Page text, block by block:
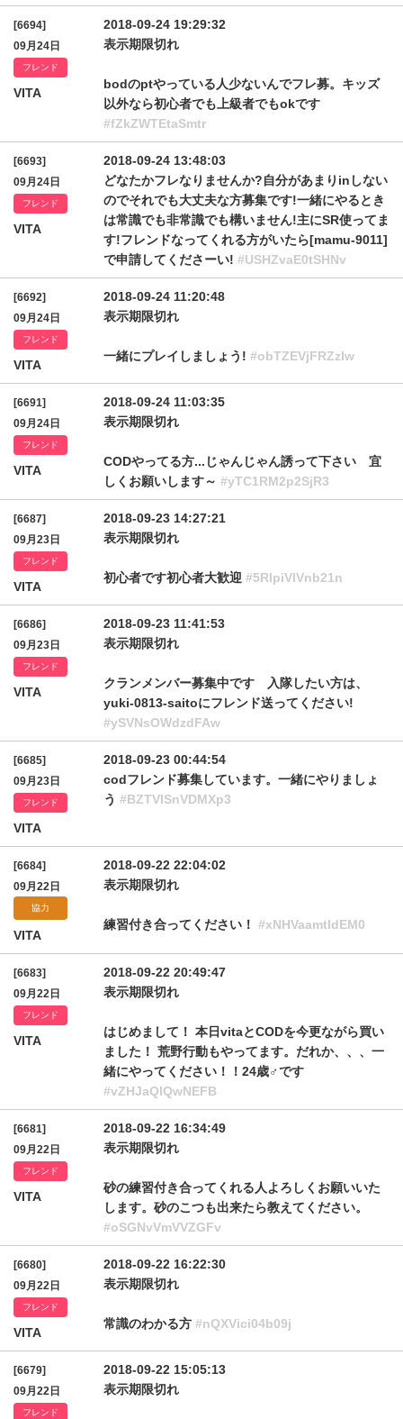
[6694]
09月24日
フレンド
VITA
2018-09-24 19:29:32
表示期限切れ
bodのptやっている人少ないんでフレ募。キッズ
以外なら初心者でも上級者でもokです
#fZkZWTEtaSmtr
[6693]
09月24日
フレンド
VITA
2018-09-24 13:48:03
どなたかフレなりませんか?自分があまりinしない
のでそれでも大丈夫な方募集です!一緒にやるとき
は常識でも非常識でも構いません!主にSR使ってま
す!フレンドなってくれる方がいたら[mamu-9011]
で申請してくださーい! #USHZvaE0tSHNv
[6692]
09月24日
フレンド
VITA
2018-09-24 11:20:48
表示期限切れ
一緒にプレイしましょう! #obTZEVjFRZzIw
[6691]
09月24日
フレンド
VITA
2018-09-24 11:03:35
表示期限切れ
CODやってる方...じゃんじゃん誘って下さい 宜
しくお願いします～ #yTC1RM2p2SjR3
[6687]
09月23日
フレンド
VITA
2018-09-23 14:27:21
表示期限切れ
初心者です初心者大歓迎 #5RlpiVlVnb21n
[6686]
09月23日
フレンド
VITA
2018-09-23 11:41:53
表示期限切れ
クランメンバー募集中です 入隊したい方は、
yuki-0813-saitoにフレンド送ってください!
#ySVNsOWdzdFAw
[6685]
09月23日
フレンド
VITA
2018-09-23 00:44:54
codフレンド募集しています。一緒にやりましょ
う #BZTVISnVDMXp3
[6684]
09月22日
協力
VITA
2018-09-22 22:04:02
表示期限切れ
練習付き合ってください！ #xNHVaamtIdEM0
[6683]
09月22日
フレンド
VITA
2018-09-22 20:49:47
表示期限切れ
はじめまして！ 本日vitaとCODを今更ながら買い
ました！ 荒野行動もやってます。だれか、、、一
緒にやってください！！24歳♂です
#vZHJaQlQwNEFB
[6681]
09月22日
フレンド
VITA
2018-09-22 16:34:49
表示期限切れ
砂の練習付き合ってくれる人よろしくお願いいた
します。砂のこつも出来たら教えてください。
#oSGNvVmVVZGFv
[6680]
09月22日
フレンド
VITA
2018-09-22 16:22:30
表示期限切れ
常識のわかる方 #nQXVici04b09j
[6679]
09月22日
フレンド
2018-09-22 15:05:13
表示期限切れ